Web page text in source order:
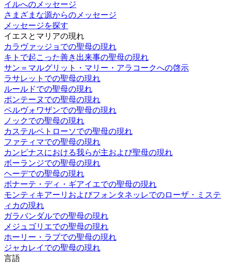
イルへのメッセージ
さまざまな源からのメッセージ
メッセージを探す
イエスとマリアの現れ
カラヴァッジョでの聖母の現れ
キトで起こった善き出来事の聖母の現れ
サン＝マルグリット・マリー・アラコークへの啓示
ラサレットでの聖母の現れ
ルールドでの聖母の現れ
ポンテーヌでの聖母の現れ
ペルヴォワザンでの聖母の現れ
ノックでの聖母の現れ
カステルペトローソでの聖母の現れ
ファティマでの聖母の現れ
カンピナスにおける我らが主および聖母の現れ
ボーランジでの聖母の現れ
ヘーデでの聖母の現れ
ボナーテ・ディ・ギアイエでの聖母の現れ
モンティキアーリおよびフォンタネッレでのローザ・ミステ
ィカの現れ
ガラバンダルでの聖母の現れ
メジュゴリエでの聖母の現れ
ホーリー・ラブでの聖母の現れ
ジャカレイでの聖母の現れ
言語